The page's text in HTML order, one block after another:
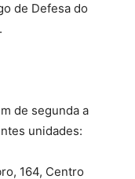
de Defesa do
de segunda a
unidades:
164, Centro